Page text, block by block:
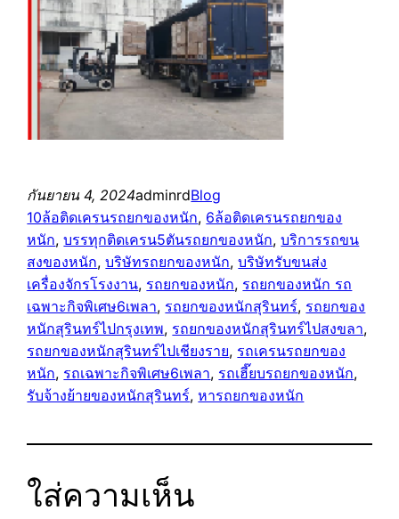
กันยายน 4, 2024adminrdBlog
10ล้อติดเครนรถยกของหนัก, 6ล้อติดเครนรถยกของ
หนัก, บรรทุกติดเครน5ตันรถยกของหนัก, บริการรถขน
สงของหนัก, บริษัทรถยกของหนัก, บริษัทรับขนส่ง
เครื่องจักรโรงงาน, รถยกของหนัก, รถยกของหนัก รถ
เฉพาะกิจพิเศษ6เพลา, รถยกของหนักสุรินทร์, รถยกของ
หนักสุรินทร์ไปกรุงเทพ, รถยกของหนักสุรินทร์ไปสงขลา
รถยกของหนักสุรินทร์ไปเชียงราย, รถเครนรถยกของ
หนัก, รถเฉพาะกิจพิเศษ6เพลา, รถเฮี๊ยบรถยกของหนัก
รับจ้างย้ายของหนักสุรินทร์, หารถยกของหนัก
ใส่ความเห็น